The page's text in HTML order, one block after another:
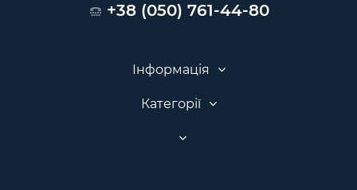
+38 (050) 761-44-80
Інформація
Категорії